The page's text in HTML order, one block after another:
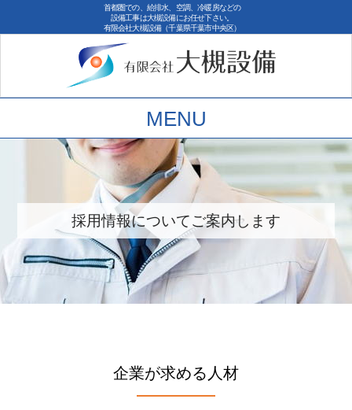
首都圏での、給排水、空調、冷暖房などの
設備工事は大槻設備にお任せ下さい。
有限会社大槻設備（千葉県千葉市中央区）
MENU
採用情報についてご案内します
企業が求める人材